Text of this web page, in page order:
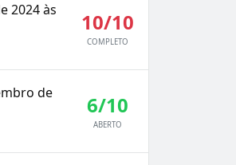
2024 às
10/10
COMPLETO
de
6/10
ABERTO